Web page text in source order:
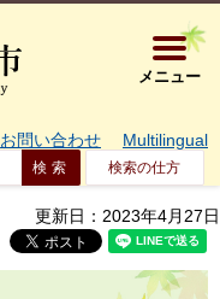
大阪府箕
メニュー
お問い合わせ Multilingual
検索の仕方
更新日：2023年4月27日